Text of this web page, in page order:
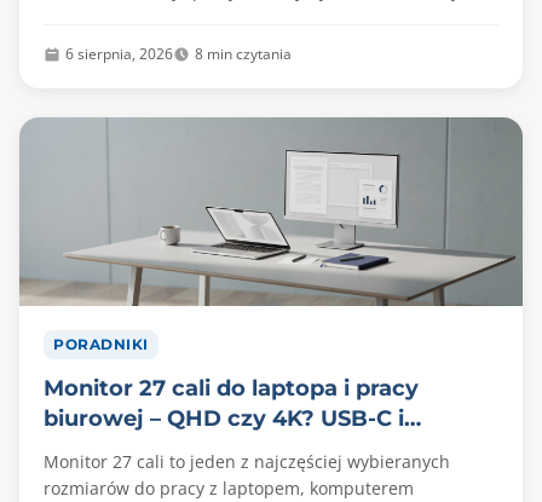
6 sierpnia, 2026 8 min czytania
PORADNIKI
Monitor 27 cali do laptopa i pracy
biurowej – QHD czy 4K? USB-C i
ergonomia
Monitor 27 cali to jeden z najczęściej wybieranych
rozmiarów do pracy z laptopem, komputerem